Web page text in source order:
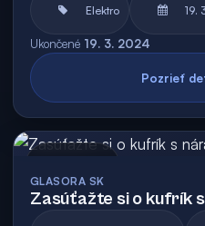
Elektro 19.
Ukončené 19. 3. 2024
Pozrieť
GLASORA SK
Zasúťažte si o kufrík